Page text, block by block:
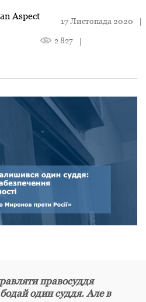
Aspect 17 Листопада 2020 |
2 827
|
правосуддя
один суддя. Але в